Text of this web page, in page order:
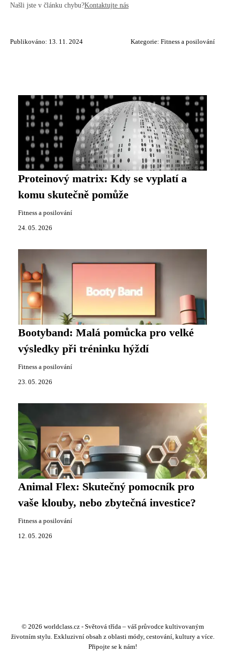
Našli jste v článku chybu?Kontaktujte nás
Publikováno: 13. 11. 2024 Kategorie: Fitness a posilování
Proteinový matrix: Kdy se vyplatí a
komu skutečně pomůže
Fitness a posilování
24. 05. 2026
Bootyband: Malá pomůcka pro velké
výsledky při tréninku hýždí
Fitness a posilování
23. 05. 2026
Animal Flex: Skutečný pomocník pro
vaše klouby, nebo zbytečná investice?
Fitness a posilování
12. 05. 2026
© 2026 worldclass.cz - Světová třída – váš průvodce kultivovaným
životním stylu. Exkluzivní obsah z oblasti módy, cestování, kultury a více.
Připojte se k nám!